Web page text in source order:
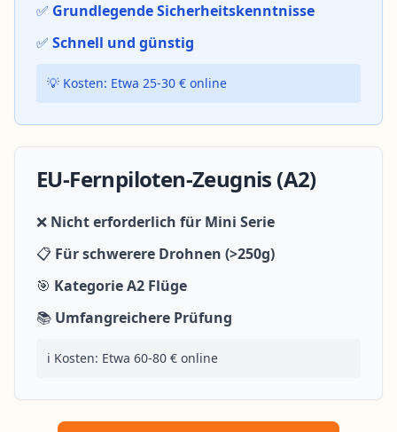
✅ Grundlegende Sicherheitskenntnisse
✅ Schnell und günstig
💡 Kosten: Etwa 25-30 € online
EU-Fernpiloten-Zeugnis (A2)
❌ Nicht erforderlich für Mini Serie
📋 Für schwerere Drohnen (>250g)
🎯 Kategorie A2 Flüge
📚 Umfangreichere Prüfung
ℹ️ Kosten: Etwa 60-80 € online